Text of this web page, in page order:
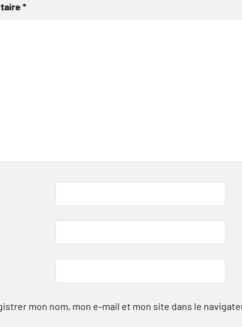
*
mon nom, mon e-mail et mon site dans le